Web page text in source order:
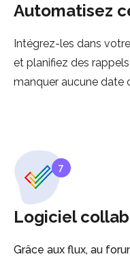
Automatisez
Intégrez-les dans
et planifiez des
manquer aucune date
7
Logiciel
Grâce aux flux, au